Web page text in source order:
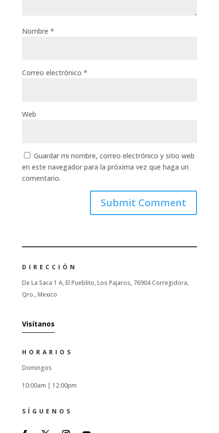
Nombre *
Correo electrónico *
Web
Guardar mi nombre, correo electrónico y sitio web
en este navegador para la próxima vez que haga un
comentario.
DIRECCIÓN
De La Saca 1 A, El Pueblito, Los Pajaros, 76904 Corregidora,
Qro., Mexico
Visítanos
HORARIOS
Domingos
10:00am | 12:00pm
SÍGUENOS